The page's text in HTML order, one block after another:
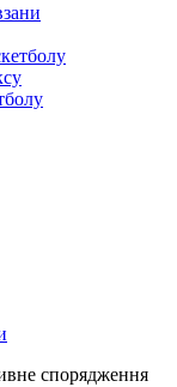
спорядження